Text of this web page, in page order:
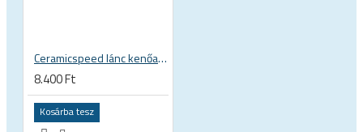
Ceramicspeed lánc kenőanyag UFO Drip All Conditions folyékony wax viasz alapú láncápoló folyadék, általános
8.400 Ft
Kosárba tesz